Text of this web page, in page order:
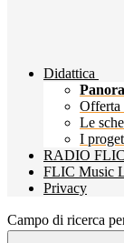
Didattica
Offerta
Le
I
RADIO FLIC
FLIC Music
Privacy
Campo di ricerca